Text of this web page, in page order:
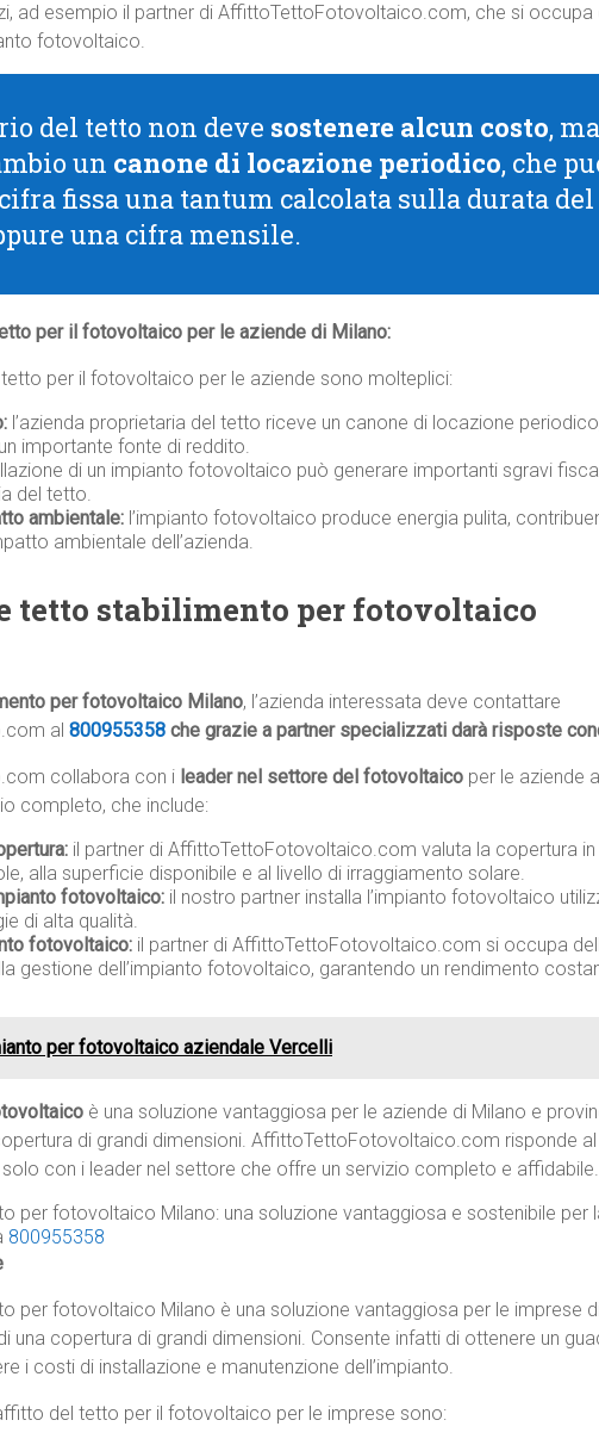
ad esempio il partner di AffittoTettoFotovoltaico.com, che si occupa
fotovoltaico.
del tetto non deve sostenere alcun costo, ma
un canone di locazione periodico, che
fissa una tantum calcolata sulla durata del
una cifra mensile.
per il fotovoltaico per le aziende di Milano:
tetto per il fotovoltaico per le aziende sono molteplici:
l’azienda proprietaria del tetto riceve un canone di locazione
importante fonte di reddito.
di un impianto fotovoltaico può generare importanti sgravi
del tetto.
ambientale: l’impianto fotovoltaico produce energia pulita,
ambientale dell’azienda.
tetto stabilimento per fotovoltaico
per fotovoltaico Milano, l’azienda interessata deve contattare
al 800955358 che grazie a partner specializzati darà risposte
collabora con i leader nel settore del fotovoltaico per le aziende a
completo, che include:
il partner di AffittoTettoFotovoltaico.com valuta la copertura in
alla superficie disponibile e al livello di irraggiamento solare.
fotovoltaico: il nostro partner installa l’impianto fotovoltaico
di alta qualità.
fotovoltaico: il partner di AffittoTettoFotovoltaico.com si occupa
gestione dell’impianto fotovoltaico, garantendo un rendimento
per fotovoltaico aziendale Vercelli
è una soluzione vantaggiosa per le aziende di Milano e
di grandi dimensioni. AffittoTettoFotovoltaico.com risponde al
con i leader nel settore che offre un servizio completo e affidabile.
per fotovoltaico Milano: una soluzione vantaggiosa e sostenibile per
800955358
per fotovoltaico Milano è una soluzione vantaggiosa per le imprese
una copertura di grandi dimensioni. Consente infatti di ottenere un
i costi di installazione e manutenzione dell’impianto.
del tetto per il fotovoltaico per le imprese sono: